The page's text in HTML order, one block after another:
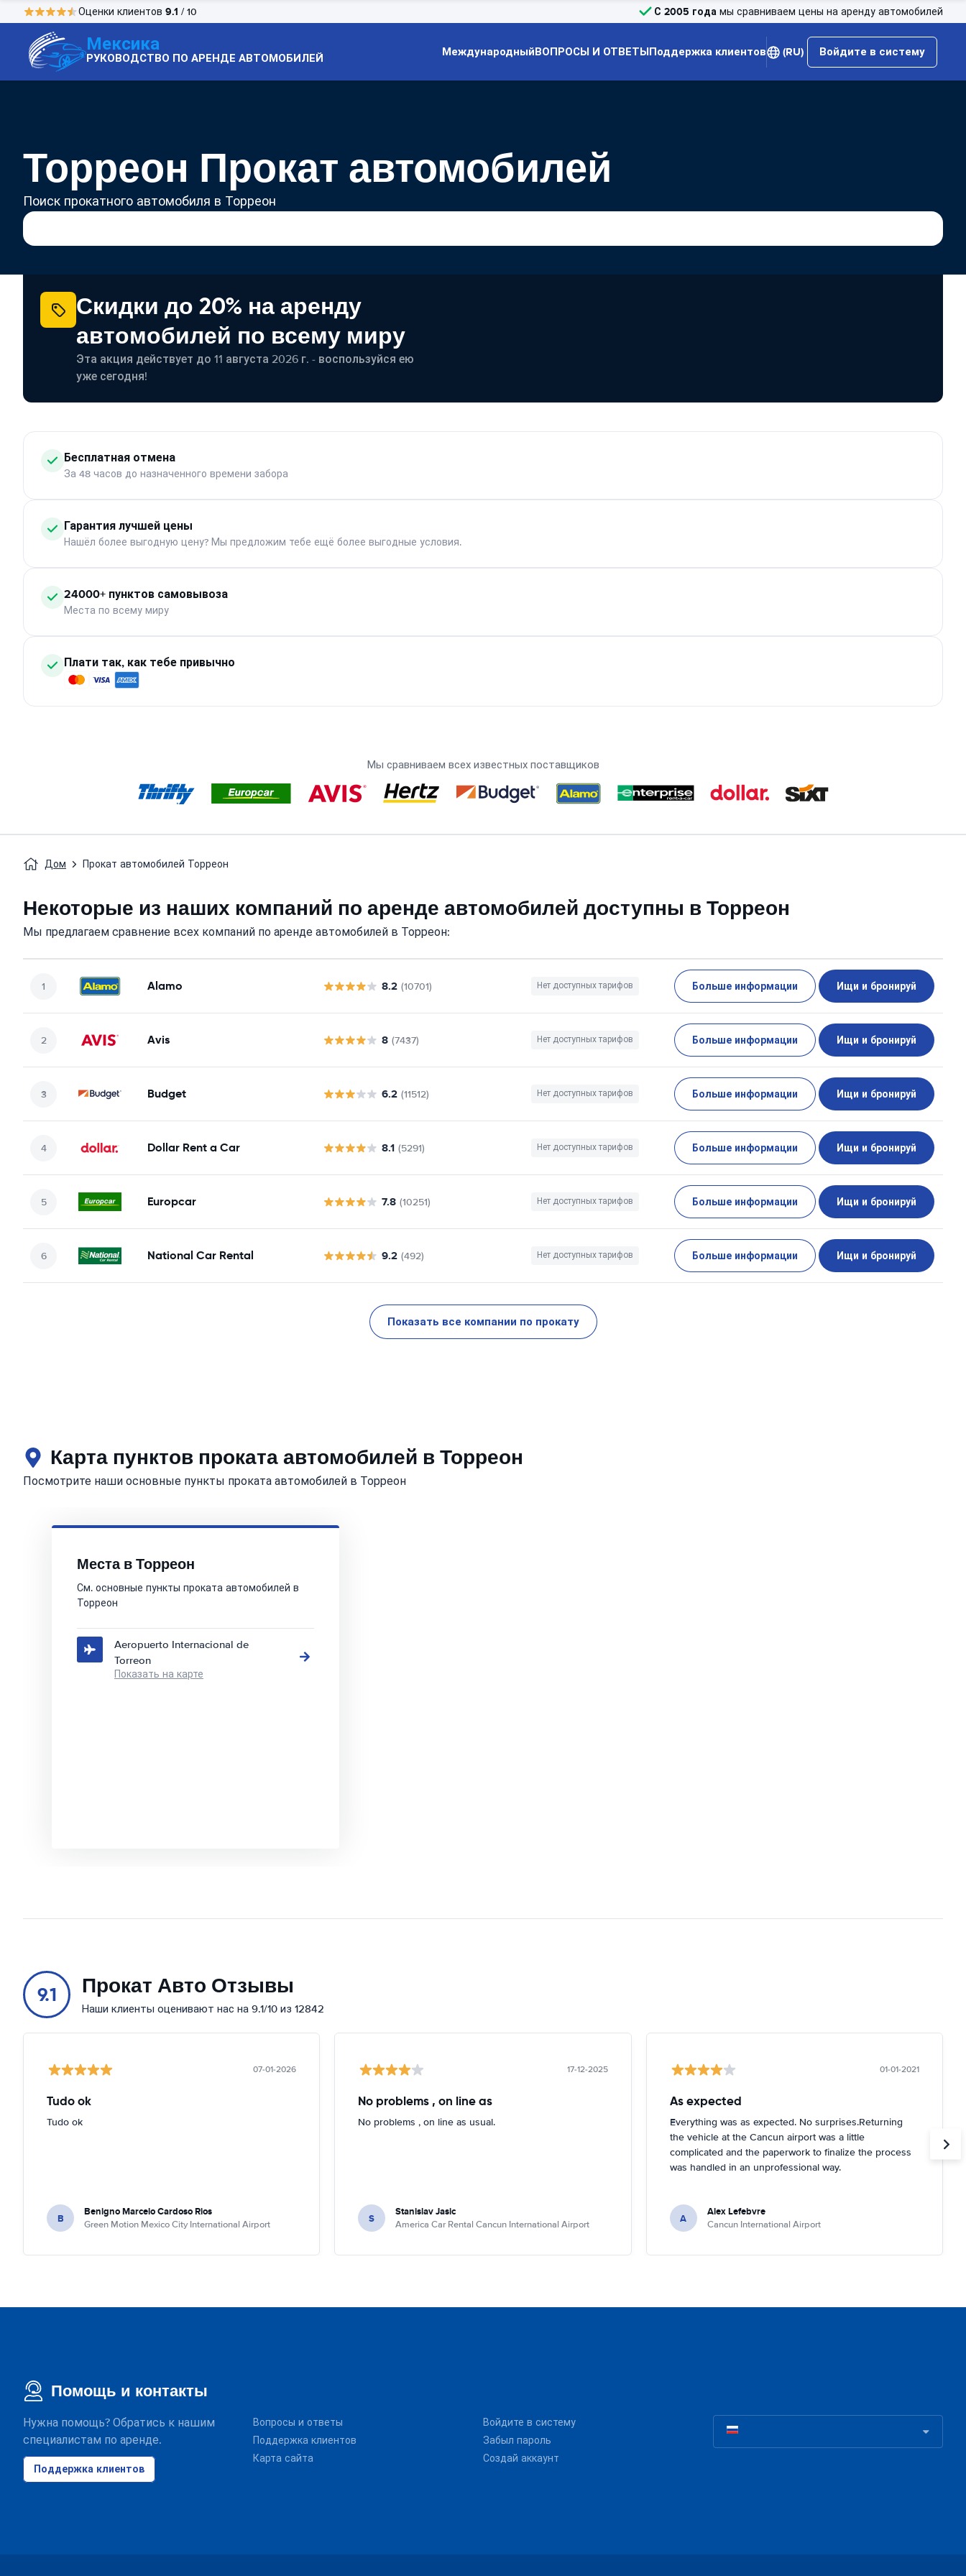
Оценки клиентов 9.1 / 10 С 2005 года мы сравниваем цены на аренду автомобилей
Мексика
РУКОВОДСТВО ПО АРЕНДЕ АВТОМОБИЛЕЙ МеждународныйВОПРОСЫ И ОТВЕТЫПоддержка клиентов (RU) Войдите в систему
Торреон Прокат автомобилей
Поиск прокатного автомобиля в Торреон
Скидки до 20% на аренду
автомобилей по всему миру
Эта акция действует до 11 августа 2026 г. - воспользуйся ею
уже сегодня!
Бесплатная отмена
За 48 часов до назначенного времени забора
Гарантия лучшей цены
Нашёл более выгодную цену? Мы предложим тебе ещё более выгодные условия.
24000+ пунктов самовывоза
Места по всему миру
Плати так, как тебе привычно
Мы сравниваем всех известных поставщиков
Дом Прокат автомобилей Торреон
Некоторые из наших компаний по аренде автомобилей доступны в Торреон
Мы предлагаем сравнение всех компаний по аренде автомобилей в Торреон:
Alamo 8.2 (10701) Нет доступных тарифов Больше информации Ищи и бронируй
Avis 8 (7437) Нет доступных тарифов Больше информации Ищи и бронируй
Budget 6.2 (11512) Нет доступных тарифов Больше информации Ищи и бронируй
Dollar Rent a Car 8.1 (5291) Нет доступных тарифов Больше информации Ищи и бронируй
Europcar 7.8 (10251) Нет доступных тарифов Больше информации Ищи и бронируй
National Car Rental 9.2 (492) Нет доступных тарифов Больше информации Ищи и бронируй
Показать все компании по прокату
Карта пунктов проката автомобилей в Торреон
Посмотрите наши основные пункты проката автомобилей в Торреон
Места в Торреон
См. основные пункты проката автомобилей в
Торреон
Aeropuerto Internacional de
Torreon
Показать на карте
9.1 Прокат Авто Отзывы
Наши клиенты оценивают нас на 9.1/10 из 12842
07-01-2026
Tudo ok
Tudo ok
B Benigno Marcelo Cardoso Rios
Green Motion Mexico City International Airport
17-12-2025
No problems , on line as
No problems , on line as usual.
S Stanislav Jasic
America Car Rental Cancun International Airport
01-01-2021
As expected
Everything was as expected. No surprises.Returning
the vehicle at the Cancun airport was a little
complicated and the paperwork to finalize the process
was handled in an unprofessional way.
A Alex Lefebvre
Cancun International Airport
Помощь и контакты
Нужна помощь? Обратись к нашим
специалистам по аренде.
Поддержка клиентов
Вопросы и ответы
Поддержка клиентов
Карта сайта
Войдите в систему
Забыл пароль
Создай аккаунт